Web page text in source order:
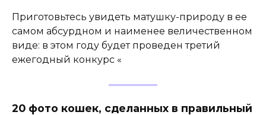
Приготовьтесь увидеть матушку-природу в ее
самом абсурдном и наименее величественном
виде: в этом году будет проведен третий
ежегодный конкурс «
20 фото кошек, сделанных в правильный